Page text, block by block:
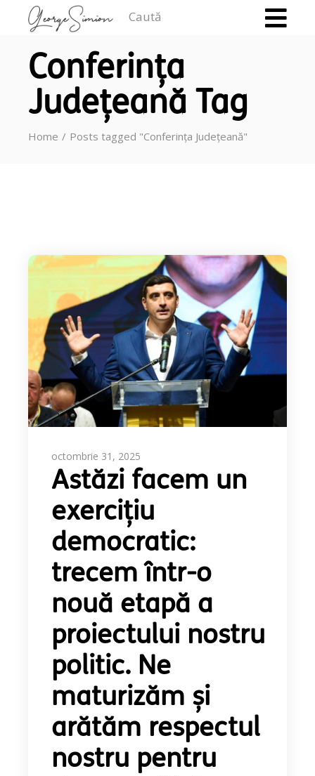
Conferința
Județeană Tag
Home Posts tagged "Conferința Județeană"
octombrie 31, 2025
Astăzi facem un
exercițiu
democratic:
trecem într-o
nouă etapă a
proiectului nostru
politic. Ne
maturizăm și
arătăm respectul
nostru pentru